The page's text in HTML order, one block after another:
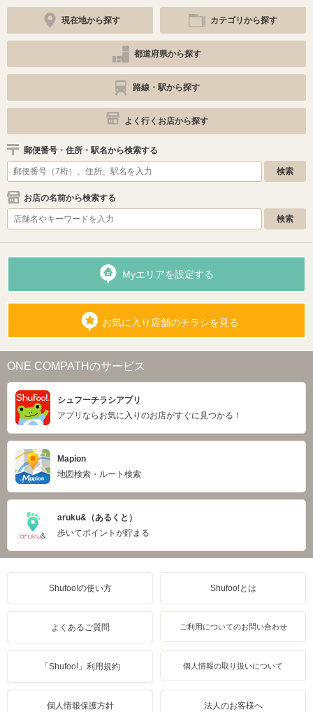
現在地から探す カテゴリから探す
都道府県から探す
路線・駅から探す
よく行くお店から探す
郵便番号・住所・駅名から検索する
お店の名前から検索する
Myエリアを設定する
お気に入り店舗のチラシを見る
ONE COMPATHのサービス
シュフーチラシアプリ
アプリならお気に入りのお店がすぐに見つかる！
Mapion
地図検索・ルート検索
aruku&（あるくと）
歩いてポイントが貯まる
Shufoo!の使い方 Shufoo!とは
よくあるご質問 ご利用についてのお問い合わせ
「Shufoo!」利用規約 個人情報の取り扱いについて
個人情報保護方針 法人のお客様へ